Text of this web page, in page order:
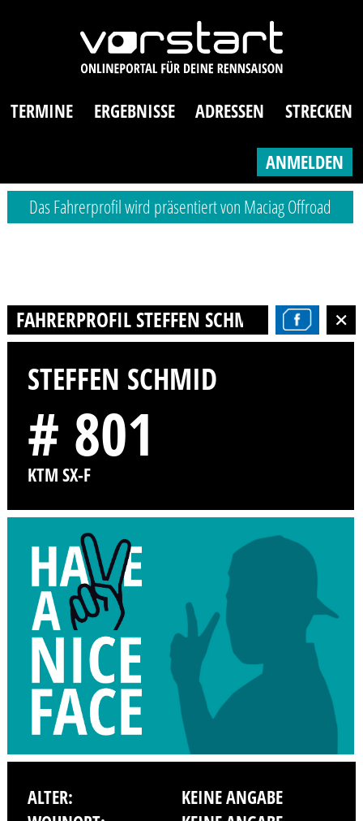
TERMINE ERGEBNISSE ADRESSEN STRECKEN
ANMELDEN
Das Fahrerprofil wird präsentiert von Maciag Offroad
FAHRERPROFIL STEFFEN SCHMID
STEFFEN SCHMID
# 801
KTM SX-F
ALTER:
KEINE ANGABE